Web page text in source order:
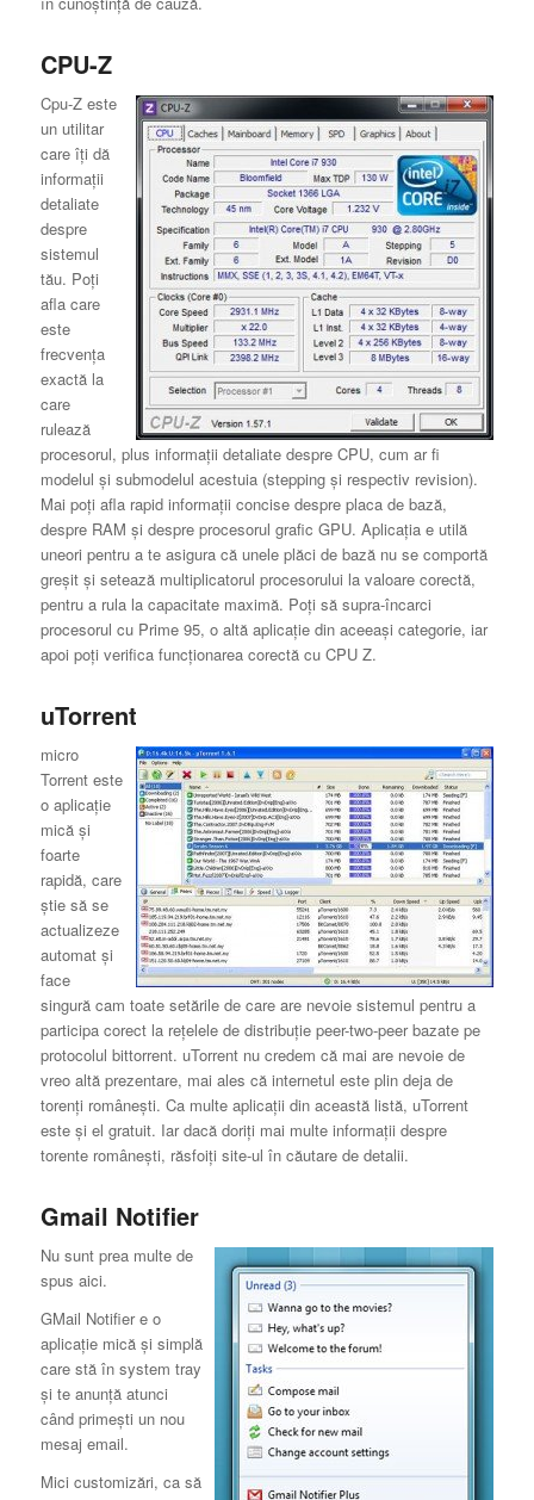
CPU-Z
Cpu-Z este
un utilitar
care îţi dă
informaţii
detaliate
despre
sistemul
tău. Poţi
afla care
este
frecvenţa
exactă la
care
rulează
procesorul, plus informaţii detaliate despre CPU, cum ar fi
modelul şi submodelul acestuia (stepping şi respectiv revision).
Mai poţi afla rapid informaţii concise despre placa de bază,
despre RAM şi despre procesorul grafic GPU. Aplicaţia e utilă
uneori pentru a te asigura că unele plăci de bază nu se comportă
greşit şi setează multiplicatorul procesorului la valoare corectă,
pentru a rula la capacitate maximă. Poţi să supra-încarci
procesorul cu Prime 95, o altă aplicaţie din aceeaşi categorie, iar
apoi poţi verifica funcţionarea corectă cu CPU Z.
uTorrent
micro
Torrent este
o aplicaţie
mică şi
foarte
rapidă, care
ştie să se
actualizeze
automat şi
face
singură cam toate setările de care are nevoie sistemul pentru a
participa corect la reţelele de distribuţie peer-two-peer bazate pe
protocolul bittorrent. uTorrent nu credem că mai are nevoie de
vreo altă prezentare, mai ales că internetul este plin deja de
torenţi româneşti. Ca multe aplicaţii din această listă, uTorrent
este şi el gratuit. Iar dacă doriţi mai multe informaţii despre
torente româneşti, răsfoiţi site-ul în căutare de detalii.
Gmail Notifier
Nu sunt prea multe de
spus aici.
GMail Notifier e o
aplicaţie mică şi simplă
care stă în system tray
şi te anunţă atunci
când primeşti un nou
mesaj email.
Mici customizări, ca să